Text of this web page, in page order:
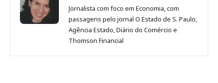
Jornalista com foco em Economia, com
passagens pelo jornal O Estado de S. Paulo,
Agência Estado, Diário do Comércio e
Thomson Financial